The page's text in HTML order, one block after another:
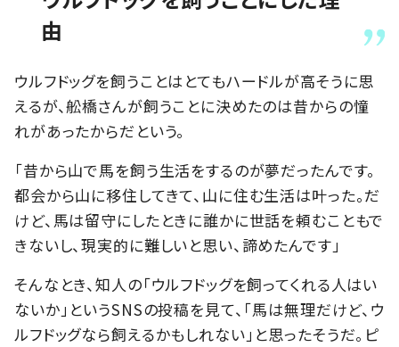
由
ウルフドッグを飼うことはとてもハードルが高そうに思
えるが、舩橋さんが飼うことに決めたのは昔からの憧
れがあったからだという。
「昔から山で馬を飼う生活をするのが夢だったんです。
都会から山に移住してきて、山に住む生活は叶った。だ
けど、馬は留守にしたときに誰かに世話を頼むこともで
きないし、現実的に難しいと思い、諦めたんです」
そんなとき、知人の「ウルフドッグを飼ってくれる人はい
ないか」というSNSの投稿を見て、「馬は無理だけど、ウ
ルフドッグなら飼えるかもしれない」と思ったそうだ。ピ